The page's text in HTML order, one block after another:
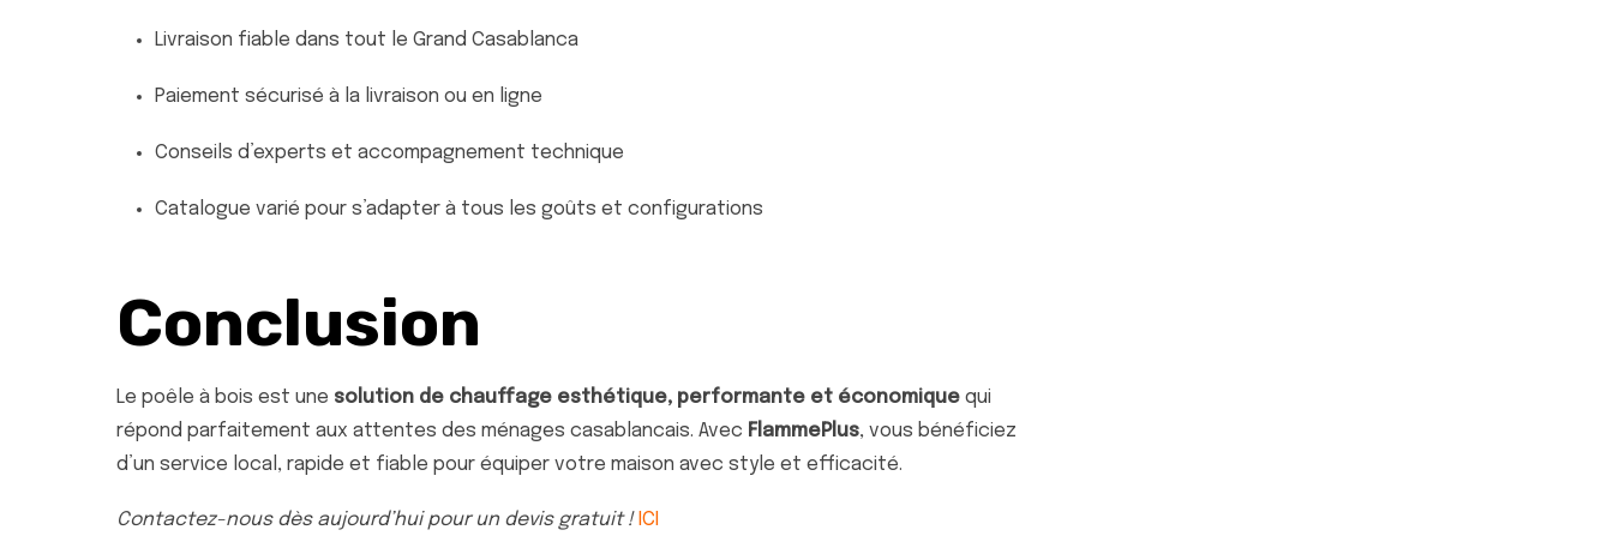
Livraison fiable dans tout le Grand Casablanca
Paiement sécurisé à la livraison ou en ligne
Conseils d’experts et accompagnement technique
Catalogue varié pour s’adapter à tous les goûts et configurations
Conclusion
Le poêle à bois est une solution de chauffage esthétique, performante et économique qui
répond parfaitement aux attentes des ménages casablancais. Avec FlammePlus, vous bénéficiez
d’un service local, rapide et fiable pour équiper votre maison avec style et efficacité.
Contactez-nous dès aujourd’hui pour un devis gratuit ! ICI